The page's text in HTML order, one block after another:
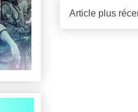
Article plus